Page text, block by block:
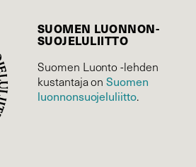
SUOMEN LUONNON­
SUOJELU­LIITTO
Suomen Luonto -lehden
kustantaja onSuomen
luonnonsuojelu­liitto.